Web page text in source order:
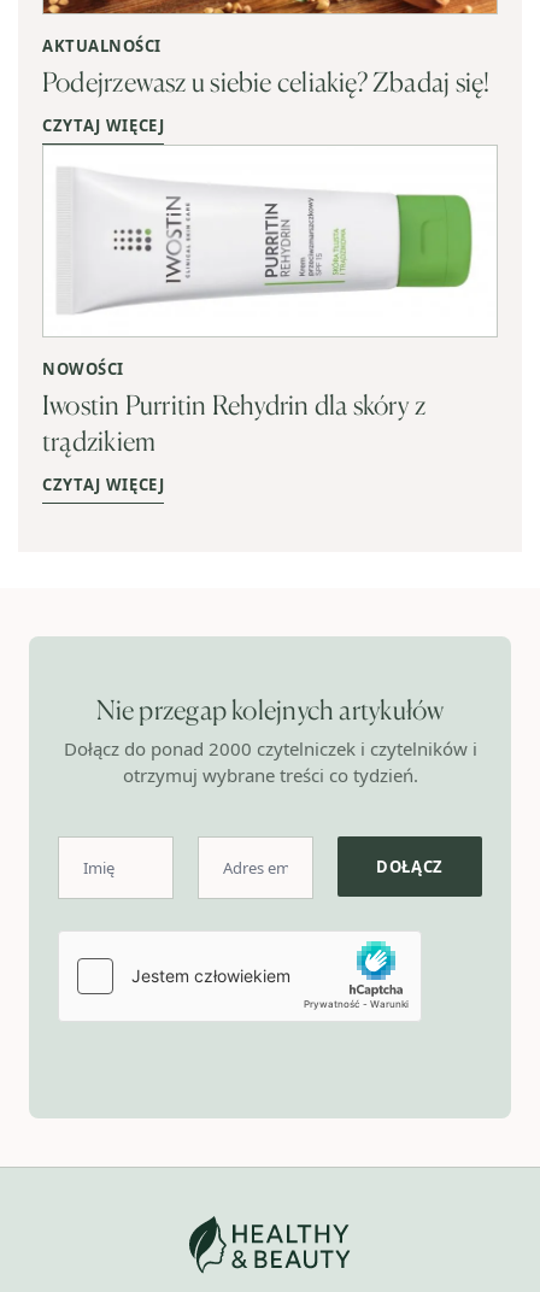
AKTUALNOŚCI
Podejrzewasz u siebie celiakię? Zbadaj się!
CZYTAJ WIĘCEJ
NOWOŚCI
Iwostin Purritin Rehydrin dla skóry z
trądzikiem
CZYTAJ WIĘCEJ
Nie przegap kolejnych artykułów
Dołącz do ponad 2000 czytelniczek i czytelników i
otrzymuj wybrane treści co tydzień.